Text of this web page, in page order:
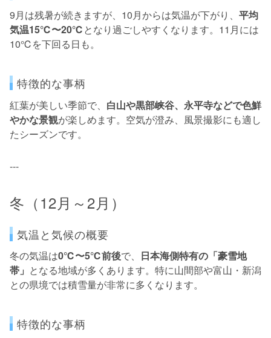
9月は残暑が続きますが、10月からは気温が下がり、 平均
気温15℃〜20℃となり過ごしやすくなります。11月には
10℃を下回る日も。
特徴的な事柄
紅葉が美しい季節で、 白山や黒部峡谷、永平寺などで色鮮
やかな景観が楽しめます。空気が澄み、風景撮影にも適し
たシーズンです。
---
冬（12月～2月）
気温と気候の概要
冬の気温は0℃〜5℃前後で、 日本海側特有の「豪雪地
帯」 となる地域が多くあります。特に山間部や富山・新潟
との県境では積雪量が非常に多くなります。
特徴的な事柄